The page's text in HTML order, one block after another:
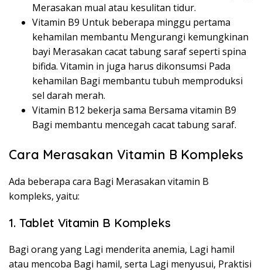
Merasakan mual atau kesulitan tidur.
Vitamin B9 Untuk beberapa minggu pertama
kehamilan membantu Mengurangi kemungkinan
bayi Merasakan cacat tabung saraf seperti spina
bifida. Vitamin in juga harus dikonsumsi Pada
kehamilan Bagi membantu tubuh memproduksi
sel darah merah.
Vitamin B12 bekerja sama Bersama vitamin B9
Bagi membantu mencegah cacat tabung saraf.
Cara Merasakan Vitamin B Kompleks
Ada beberapa cara Bagi Merasakan vitamin B
kompleks, yaitu:
1. Tablet Vitamin B Kompleks
Bagi orang yang Lagi menderita anemia, Lagi hamil
atau mencoba Bagi hamil, serta Lagi menyusui, Praktisi